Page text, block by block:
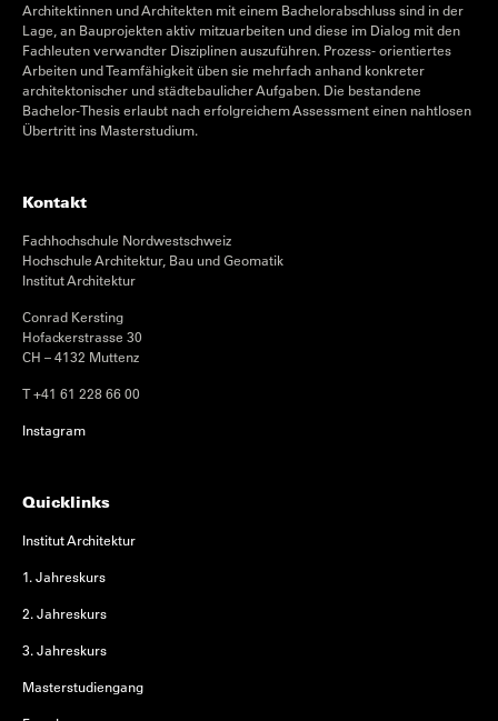
Architektinnen und Architekten mit einem Bachelorabschluss sind in der
Lage, an Bauprojekten aktiv mitzuarbeiten und diese im Dialog mit den
Fachleuten verwandter Disziplinen auszuführen. Prozess- orientiertes
Arbeiten und Teamfähigkeit üben sie mehrfach anhand konkreter
architektonischer und städtebaulicher Aufgaben. Die bestandene
Bachelor-Thesis erlaubt nach erfolgreichem Assessment einen nahtlosen
Übertritt ins Masterstudium.
Kontakt
Fachhochschule Nordwestschweiz
Hochschule Architektur, Bau und Geomatik
Institut Architektur
Conrad Kersting
Hofackerstrasse 30
CH – 4132 Muttenz
T +41 61 228 66 00
Instagram
Quicklinks
Institut Architektur
1. Jahreskurs
2. Jahreskurs
3. Jahreskurs
Masterstudiengang